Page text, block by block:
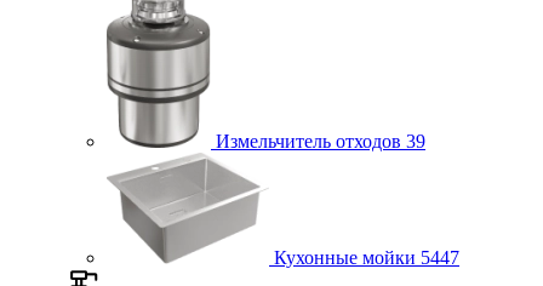
Измельчитель отходов 39
Кухонные мойки 5447